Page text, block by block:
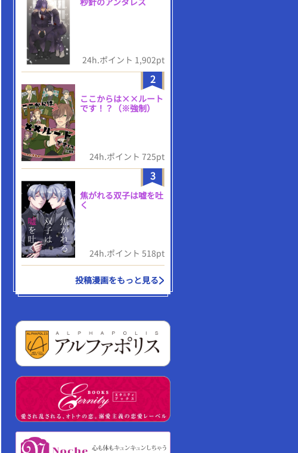
24h.ポイント 1,902pt
2
ここからは××ルート
です！？（※強制）
24h.ポイント 725pt
3
焦がれる双子は嘘を吐
く
24h.ポイント 518pt
投稿漫画をもっと見る